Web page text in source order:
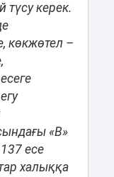
түсу керек.
көкжөтел –
«В»
есе
халыққа